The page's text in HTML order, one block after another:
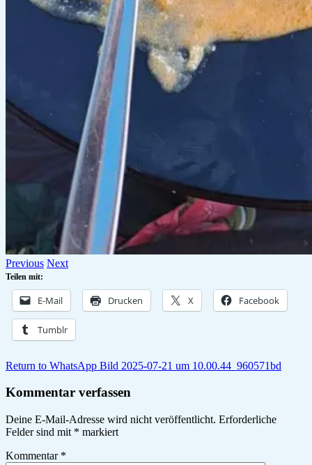
Previous Next
Teilen mit:
E-Mail Drucken X Facebook
Tumblr
Return to WhatsApp Bild 2025-07-21 um 10.00.44_960571bd
Kommentar verfassen
Deine E-Mail-Adresse wird nicht veröffentlicht. Erforderliche
Felder sind mit * markiert
Kommentar *